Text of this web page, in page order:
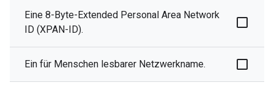
Eine 8-Byte-Extended Personal Area Network
ID (XPAN-ID).
Ein für Menschen lesbarer Netzwerkname.